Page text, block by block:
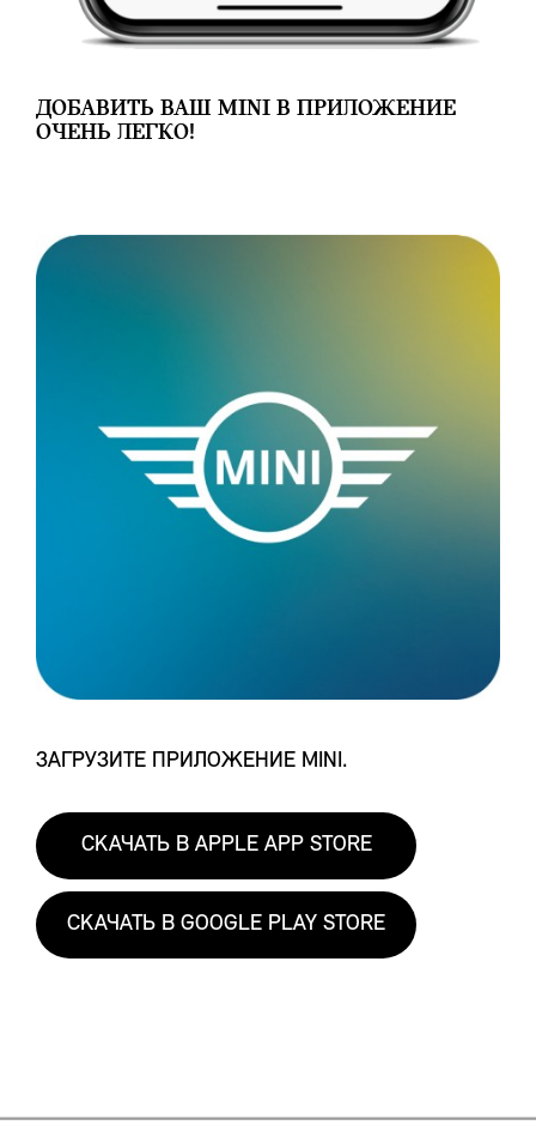
ДОБАВИТЬ ВАШ MINI В ПРИЛОЖЕНИЕ
ОЧЕНЬ ЛЕГКО!
ЗАГРУЗИТЕ ПРИЛОЖЕНИЕ MINI.
СКАЧАТЬ В APPLE APP STORE
СКАЧАТЬ В GOOGLE PLAY STORE